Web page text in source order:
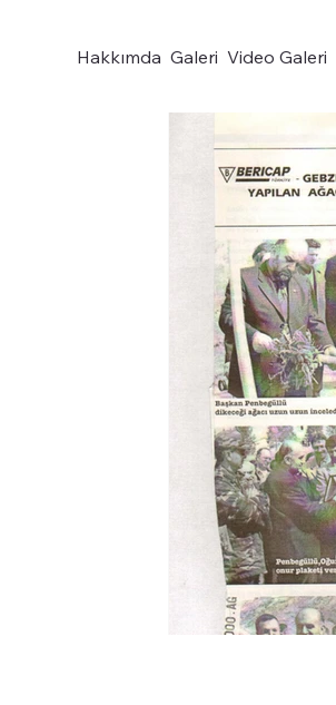
Hakkımda Galeri Video Galeri